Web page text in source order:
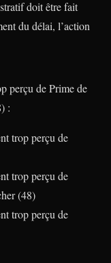
doit être fait
du délai, l’action
perçu de Prime de
:
trop perçu de
trop perçu de
(48)
trop perçu de